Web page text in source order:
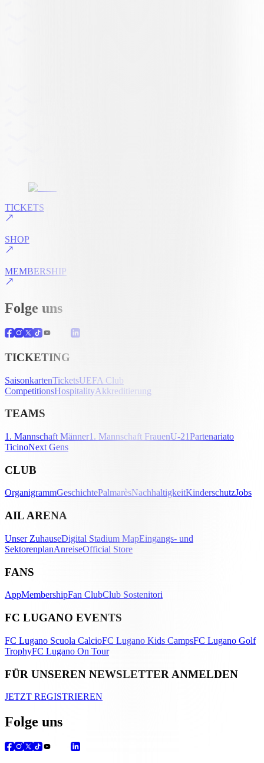
TICKETS
SHOP
MEMBERSHIP
Folge uns
TICKETING
SaisonkartenTicketsUEFA Club
CompetitionsHospitalityAkkreditierung
TEAMS
1. Mannschaft Männer1. Mannschaft FrauenU-21Partenariato
TicinoNext Gens
CLUB
OrganigrammGeschichtePalmarèsNachhaltigkeitKinderschutzJobs
AIL ARENA
Unser ZuhauseDigital Stadium MapEingangs- und
SektorenplanAnreiseOfficial Store
FANS
AppMembershipFan ClubClub Sostenitori
FC LUGANO EVENTS
FC Lugano Scuola CalcioFC Lugano Kids CampsFC Lugano Golf
TrophyFC Lugano On Tour
FÜR UNSEREN NEWSLETTER ANMELDEN
JETZT REGISTRIEREN
Folge uns